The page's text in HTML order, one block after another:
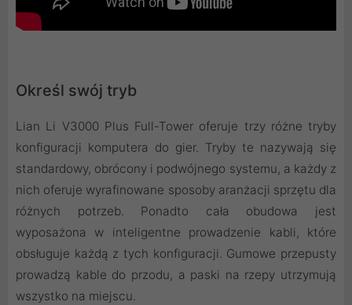
Określ swój tryb
Lian Li V3000 Plus Full-Tower oferuje trzy różne tryby
konfiguracji komputera do gier. Tryby te nazywają się
standardowy, obrócony i podwójnego systemu, a każdy z
nich oferuje wyrafinowane sposoby aranżacji sprzętu dla
różnych potrzeb. Ponadto cała obudowa jest
wyposażona w inteligentne prowadzenie kabli, które
obsługuje każdą z tych konfiguracji. Gumowe przepusty
prowadzą kable do przodu, a paski na rzepy utrzymują
wszystko na miejscu.